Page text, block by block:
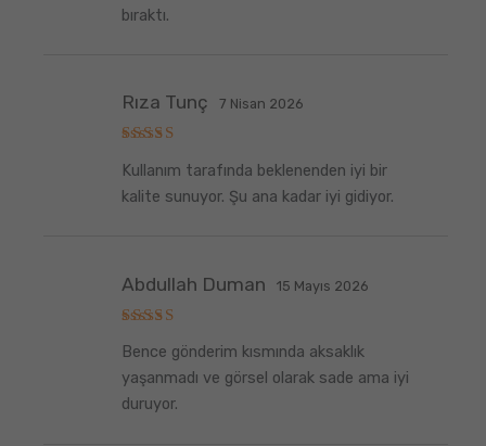
bıraktı.
üzerinden
5
oy aldı
Rıza Tunç 7 Nisan 2026
Kullanım tarafında beklenenden iyi bir
kalite sunuyor. Şu ana kadar iyi gidiyor.
üzerinden
oy aldı
Abdullah Duman 15 Mayıs 2026
Bence gönderim kısmında aksaklık
yaşanmadı ve görsel olarak sade ama iyi
duruyor.